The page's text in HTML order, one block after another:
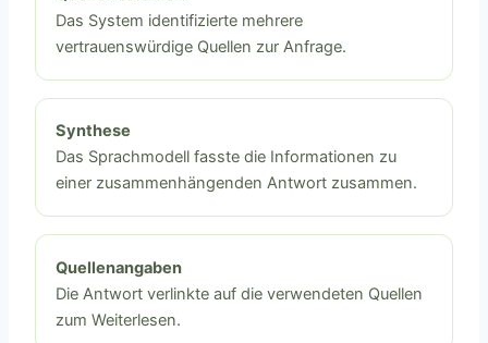
Das System identifizierte mehrere
vertrauenswürdige Quellen zur Anfrage.
Synthese
Das Sprachmodell fasste die Informationen zu
einer zusammenhängenden Antwort zusammen.
Quellenangaben
Die Antwort verlinkte auf die verwendeten Quellen
zum Weiterlesen.